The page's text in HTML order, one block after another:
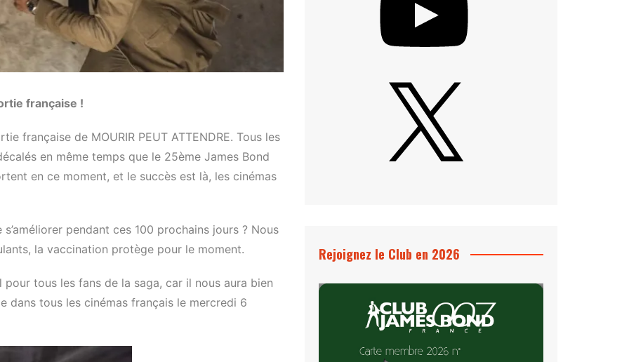
Tuer n’est pas jouer
Permis de tuer
Goldeneye
Casino Royale
Skyfall
française !
française de MOURIR PEUT ATTENDRE. Tous les
en même temps que le 25ème James Bond
en ce moment, et le succès est là, les cinémas
pendant ces 100 prochains jours ? Nous
la vaccination protège pour le moment.
pour tous les fans de la saga, car il nous aura bien
tous les cinémas français le mercredi 6
Rejoignez le Club en 2026